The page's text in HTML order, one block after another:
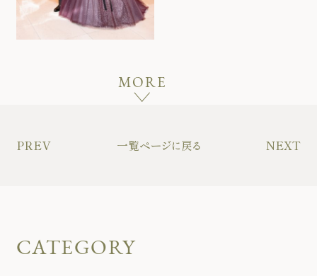
MORE
PREV 一覧ページに戻る NEXT
CATEGORY